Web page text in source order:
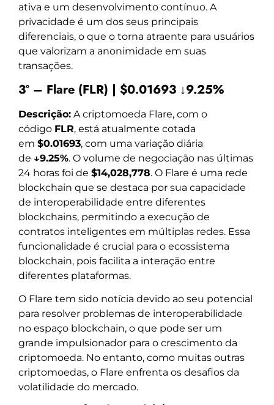
ativa e um desenvolvimento contínuo. A
privacidade é um dos seus principais
diferenciais, o que o torna atraente para usuários
que valorizam a anonimidade em suas
transações.
3º – Flare (FLR) | $0.01693 ↓9.25%
Descrição: A criptomoeda Flare, com o
código FLR, está atualmente cotada
em $0.01693, com uma variação diária
de ↓9.25%. O volume de negociação nas últimas
24 horas foi de $14,028,778. O Flare é uma rede
blockchain que se destaca por sua capacidade
de interoperabilidade entre diferentes
blockchains, permitindo a execução de
contratos inteligentes em múltiplas redes. Essa
funcionalidade é crucial para o ecossistema
blockchain, pois facilita a interação entre
diferentes plataformas.
O Flare tem sido notícia devido ao seu potencial
para resolver problemas de interoperabilidade
no espaço blockchain, o que pode ser um
grande impulsionador para o crescimento da
criptomoeda. No entanto, como muitas outras
criptomoedas, o Flare enfrenta os desafios da
volatilidade do mercado.